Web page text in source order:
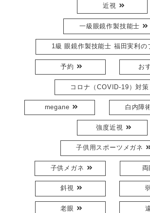
近視
一級眼鏡作製技能士
1級 眼鏡作製技能士 福田実利の
予約 お
コロナ（COVID-19）対策
megane 白内障
強度近視
子供用スポーツメガネ
子供メガネ
斜視
老眼